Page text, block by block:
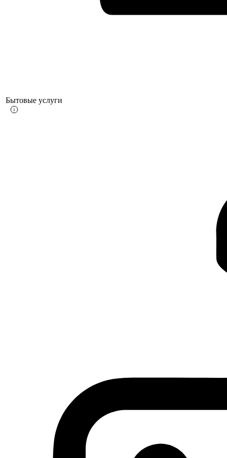
Бытовые услуги